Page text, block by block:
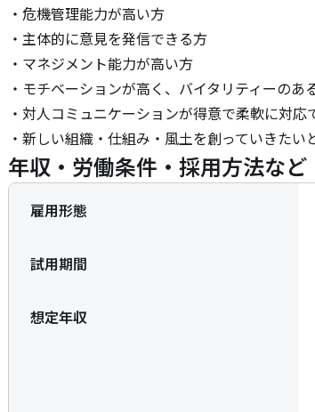
・危機管理能力が高い方
・主体的に意見を発信できる方
・マネジメント能力が高い方
・モチベーションが高く、バイタリティーのあ
・対人コミュニケーションが得意で柔軟に対応
・新しい組織・仕組み・風土を創っていきたい
年収・労働条件・採用方法など
雇用形態
試用期間
想定年収